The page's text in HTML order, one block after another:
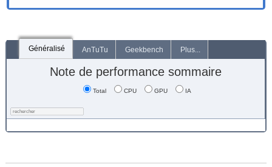
Généralisé AnTuTu Geekbench Plus...
Note de performance sommaire
Total CPU GPU IA